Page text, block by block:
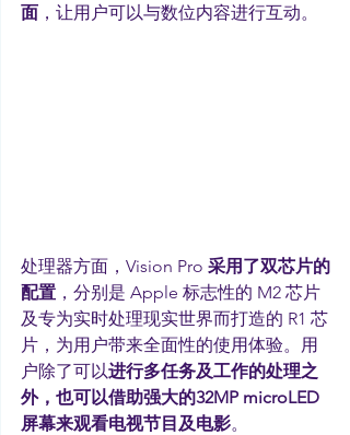
面 ，让用户可以与数位内容进行互动。
处理器方面，Vision Pro 采用了双芯片的
配置 ，分别是 Apple 标志性的 M2 芯片
及专为实时处理现实世界而打造的 R1 芯
片，为用户带来全面性的使用体验。用
户除了可以进行多任务及工作的处理之
外，也可以借助强大的32MP microLED
屏幕来观看电视节目及电影。